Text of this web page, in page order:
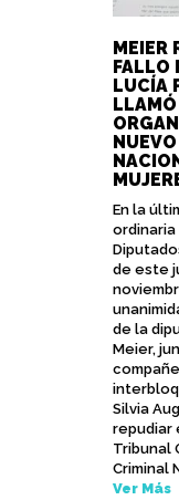
MEIER
FALLO
LUCÍA
En la
ordinaria
de este
de la
Meier,
Silvia
repudiar
Tribunal
Criminal
Ver Más